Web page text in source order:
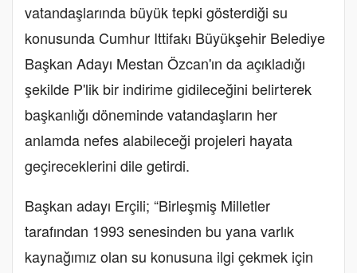
vatandaşlarında büyük tepki gösterdiği su
konusunda Cumhur Ittifakı Büyükşehir Belediye
Başkan Adayı Mestan Özcan'ın da açıkladığı
şekilde P'lik bir indirime gidileceğini belirterek
başkanlığı döneminde vatandaşların her
anlamda nefes alabileceği projeleri hayata
geçireceklerini dile getirdi.
Başkan adayı Erçili; “Birleşmiş Milletler
tarafından 1993 senesinden bu yana varlık
kaynağımız olan su konusuna ilgi çekmek için